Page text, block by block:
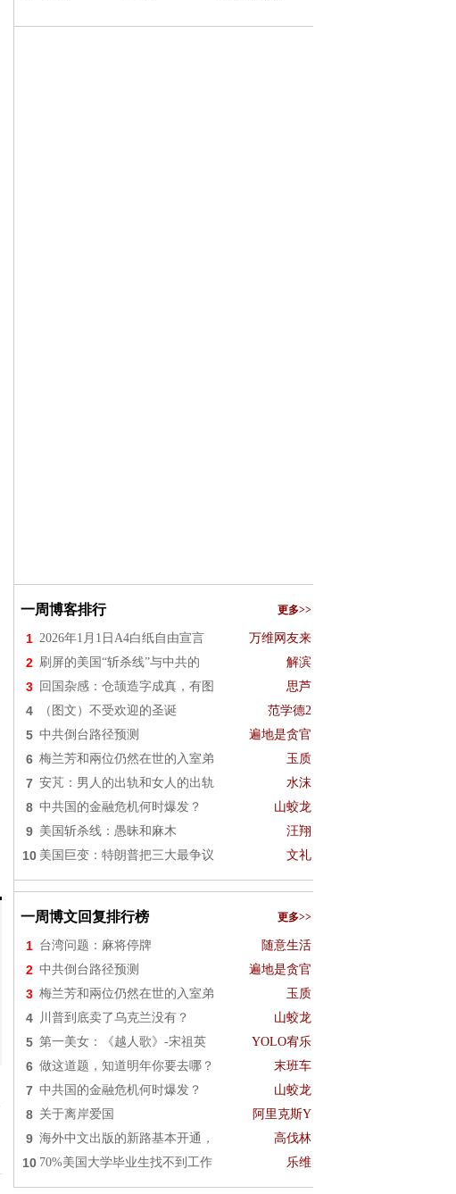
一周博客排行 更多>>
1 2026年1月1日A4白纸自由宣言 万维网友来
2 刷屏的美国“斩杀线”与中共的 解滨
3 回国杂感：仓颉造字成真，有图 思芦
4 （图文）不受欢迎的圣诞 范学德2
5 中共倒台路径预测 遍地是贪官
6 梅兰芳和兩位仍然在世的入室弟 玉质
7 安芃：男人的出轨和女人的出轨 水沫
8 中共国的金融危机何时爆发？ 山蛟龙
9 美国斩杀线：愚昧和麻木 汪翔
10 美国巨变：特朗普把三大最争议 文礼
一周博文回复排行榜 更多>>
1 台湾问题：麻将停牌 随意生活
2 中共倒台路径预测 遍地是贪官
3 梅兰芳和兩位仍然在世的入室弟 玉质
4 川普到底卖了乌克兰没有？ 山蛟龙
5 第一美女：《越人歌》-宋祖英 YOLO宥乐
6 做这道题，知道明年你要去哪？ 末班车
7 中共国的金融危机何时爆发？ 山蛟龙
8 关于离岸爱国 阿里克斯Y
9 海外中文出版的新路基本开通， 高伐林
10 70%美国大学毕业生找不到工作 乐维